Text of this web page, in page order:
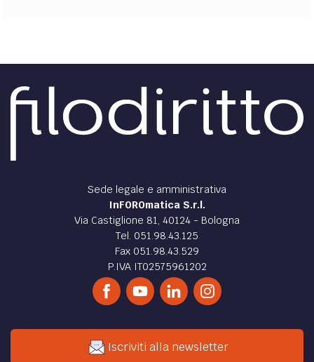
Sede legale e amministrativa
InFOROmatica S.r.l.
Via Castiglione 81, 40124 - Bologna
Tel. 051.98.43.125
Fax 051.98.43.529
P.IVA IT02575961202
Iscriviti alla newsletter